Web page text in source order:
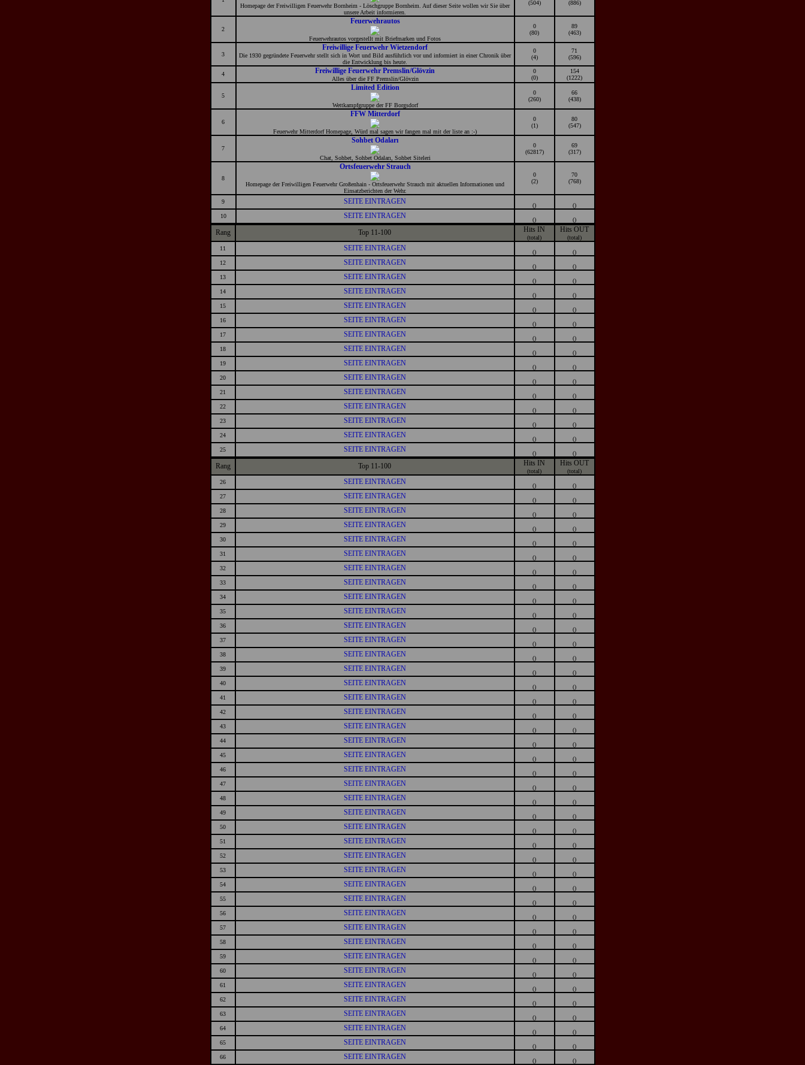
Homepage der Freiwilligen Feuerwehr Bornheim - Löschgruppe Bornheim. Auf dieser Seite wollen wir Sie über
unsere Arbeit informieren.
(504)
(886)
2
Feuerwehrautos
Feuerwehrautos vorgestellt mit Briefmarken und Fotos
0
(80)
89
(463)
3
Freiwillige Feuerwehr Wietzendorf
Die 1930 gegründete Feuerwehr stellt sich in Wort und Bild ausführlich vor und informiert in einer Chronik über
die Entwicklung bis heute.
0
(4)
71
(596)
4 Freiwillige Feuerwehr Premslin/Glövzin
Alles über die FF Premslin/Glövzin
0
(0)
154
(1222)
5
Limited Edition
Wettkampfgruppe der FF Borgsdorf
0
(260)
66
(438)
6
FFW Mitterdorf
Feuerwehr Mitterdorf Homepage, Würd mal sagen wir fangen mal mit der liste an :-)
0
(1)
80
(547)
7
Sohbet Odaları
Chat, Sohbet, Sohbet Odaları, Sohbet Siteleri
0
(62817)
69
(317)
8
Ortsfeuerwehr Strauch
Homepage der Freiwilligen Feuerwehr Großenhain - Ortsfeuerwehr Strauch mit aktuellen Informationen und
Einsatzberichten der Wehr.
0
(2)
70
(768)
9 SEITE EINTRAGEN ()
()
10
SEITE EINTRAGEN () ()
Rang Top 11-100 Hits IN
(total)
Hits OUT
(total)
11
SEITE EINTRAGEN ()
()
12
SEITE EINTRAGEN ()
()
13
SEITE EINTRAGEN ()
()
14
SEITE EINTRAGEN ()
()
15
SEITE EINTRAGEN ()
()
16
SEITE EINTRAGEN ()
()
17
SEITE EINTRAGEN ()
()
18
SEITE EINTRAGEN ()
()
19
SEITE EINTRAGEN ()
()
20
SEITE EINTRAGEN ()
()
21
SEITE EINTRAGEN ()
()
22
SEITE EINTRAGEN ()
()
23
SEITE EINTRAGEN ()
()
24
SEITE EINTRAGEN ()
()
25
SEITE EINTRAGEN () ()
Rang Top 11-100 Hits IN
(total)
Hits OUT
(total)
26
SEITE EINTRAGEN ()
()
27
SEITE EINTRAGEN ()
()
28
SEITE EINTRAGEN ()
()
29
SEITE EINTRAGEN ()
()
30
SEITE EINTRAGEN ()
()
31
SEITE EINTRAGEN ()
()
32
SEITE EINTRAGEN ()
()
33
SEITE EINTRAGEN ()
()
34
SEITE EINTRAGEN ()
()
35
SEITE EINTRAGEN ()
()
36
SEITE EINTRAGEN ()
()
37
SEITE EINTRAGEN ()
()
38
SEITE EINTRAGEN ()
()
39
SEITE EINTRAGEN ()
()
40
SEITE EINTRAGEN ()
()
41
SEITE EINTRAGEN ()
()
42
SEITE EINTRAGEN ()
()
43
SEITE EINTRAGEN ()
()
44
SEITE EINTRAGEN ()
()
45
SEITE EINTRAGEN ()
()
46
SEITE EINTRAGEN ()
()
47
SEITE EINTRAGEN ()
()
48
SEITE EINTRAGEN ()
()
49
SEITE EINTRAGEN ()
()
50
SEITE EINTRAGEN ()
()
51
SEITE EINTRAGEN ()
()
52
SEITE EINTRAGEN ()
()
53
SEITE EINTRAGEN ()
()
54
SEITE EINTRAGEN ()
()
55
SEITE EINTRAGEN ()
()
56
SEITE EINTRAGEN ()
()
57
SEITE EINTRAGEN ()
()
58
SEITE EINTRAGEN ()
()
59
SEITE EINTRAGEN ()
()
60
SEITE EINTRAGEN ()
()
61
SEITE EINTRAGEN ()
()
62
SEITE EINTRAGEN ()
()
63
SEITE EINTRAGEN ()
()
64
SEITE EINTRAGEN ()
()
65
SEITE EINTRAGEN ()
()
66
SEITE EINTRAGEN ()
()